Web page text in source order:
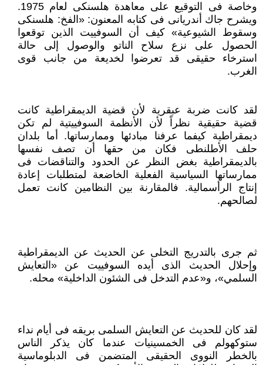
وخاصة فى التوقيع على معاهدة هلسنكى لعام 1975.
ويشرح جاك أندريانى فى كتابه المعنون: «الفخ: هلسنكى
وسقوط الشيوعية» كيف أن السوفييت الذين توقعوا
الحصول على نزع سلاح الناتو والوصول إلى حالة
استرخاء حقيقى قد تعرضوا لخديعة من جانب قوى
الغرب.
لقد كانت ضربة عبقرية لأن قضية الديمقراطية كانت
قضية حقيقية نظراً لأن الأنظمة السوفييتية لم تكن
ديمقراطية كيفما عرفنا مبادئها وممارساتها. أما بلدان
حلف الأطلنطى فكان من حقها أن تصف نفسها
بالديمقراطية بغض النظر عن الحدود والتناقضات فى
ممارساتها السياسية الفعلية الخاضعة لمتطلبات إعادة
إنتاج الرأسمالية. فالمقارنة بين النظامين كانت تعمل
لصالحهم.
ثم جرى بالتدريج التخلى عن الحديث عن الديمقراطية
وإحلال الحديث الذى أيده السوفييت عن «التعايش
السلمي»، و«عدم التدخل فى الشئون الداخلية» محله.
لقد كان للحديث عن التعايش السلمى بريقه فى أيام نداء
ستوكهولم فى الخمسينيات عندما كان يذكر الناس
بالخطر النووى الحقيقى المتضمن فى الدبلوماسية